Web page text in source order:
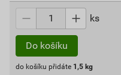
ks
Do košíku
do košíku přidáte 1,5 kg